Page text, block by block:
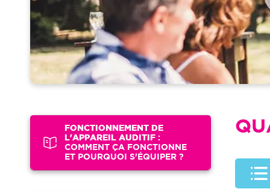
FONCTIONNEMENT DE
L'APPAREIL AUDITIF :
COMMENT ÇA FONCTIONNE
ET POURQUOI S'ÉQUIPER ?